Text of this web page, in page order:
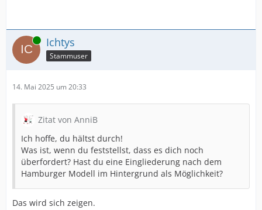
Online Ichtys
Stammuser
14. Mai 2025 um 20:33
Zitat von AnniB
Ich hoffe, du hältst durch!
Was ist, wenn du feststellst, dass es dich noch
überfordert? Hast du eine Eingliederung nach dem
Hamburger Modell im Hintergrund als Möglichkeit?
Das wird sich zeigen.